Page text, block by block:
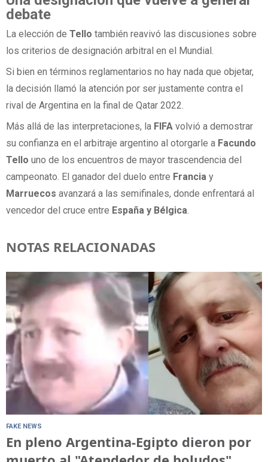
debate
La elección de Tello también reavivó las discusiones sobre
los criterios de designación arbitral en el Mundial.
Si bien en términos reglamentarios no hay nada que objetar,
la decisión llamó la atención por ser justamente contra el
rival de Argentina en la final de Qatar 2022.
Más allá de las interpretaciones, la FIFA volvió a demostrar
su confianza en el arbitraje argentino al otorgarle a Facundo
Tello uno de los encuentros de mayor trascendencia del
campeonato. El ganador del duelo entre Francia y
Marruecos avanzará a las semifinales, donde enfrentará al
vencedor del cruce entre España y Bélgica.
NOTAS RELACIONADAS
FAKE NEWS
En pleno Argentina-Egipto dieron por